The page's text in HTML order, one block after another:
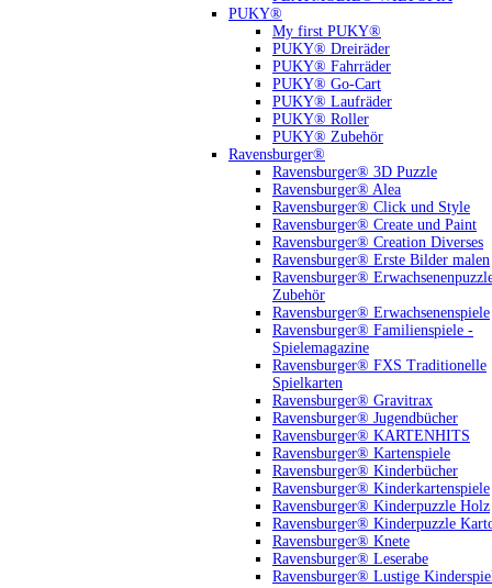
PUKY®
My first PUKY®
PUKY® Dreiräder
PUKY® Fahrräder
PUKY® Go-Cart
PUKY® Laufräder
PUKY® Roller
PUKY® Zubehör
Ravensburger®
Ravensburger® 3D Puzzle
Ravensburger® Alea
Ravensburger® Click und Style
Ravensburger® Create und Paint
Ravensburger® Creation Diverses
Ravensburger® Erste Bilder malen
Ravensburger®
Zubehör
Ravensburger® Erwachsenenspiele
Ravensburger® Familienspiele -
Spielemagazine
Ravensburger® FXS Traditionelle
Spielkarten
Ravensburger® Gravitrax
Ravensburger® Jugendbücher
Ravensburger® KARTENHITS
Ravensburger® Kartenspiele
Ravensburger® Kinderbücher
Ravensburger® Kinderkartenspiele
Ravensburger® Kinderpuzzle Holz
Ravensburger® Kinderpuzzle
Ravensburger® Knete
Ravensburger® Leserabe
Ravensburger® Lustige